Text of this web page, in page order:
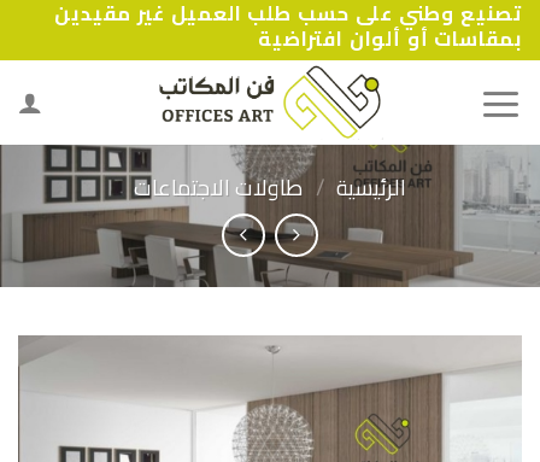
Skip
to
content
تصنيع وطني على حسب طلب العميل غير مقيدين
بمقاسات أو ألوان افتراضية
الرئيسية / طاولات الاجتماعات